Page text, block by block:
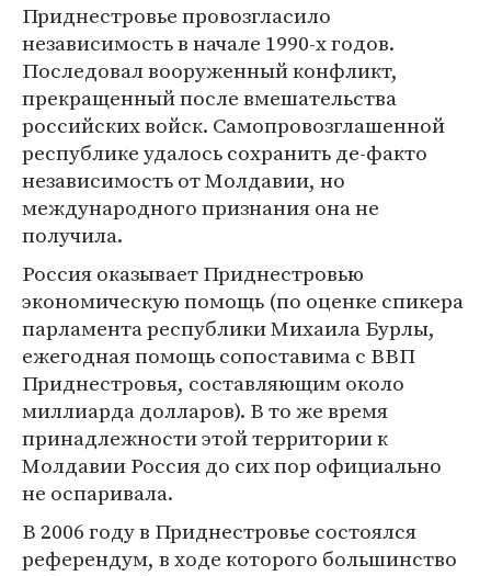
Приднестровье провозгласило
независимость в начале 1990-х годов.
Последовал вооруженный конфликт,
прекращенный после вмешательства
российских войск. Самопровозглашенной
республике удалось сохранить де-факто
независимость от Молдавии, но
международного признания она не
получила.
Россия оказывает Приднестровью
экономическую помощь (по оценке спикера
парламента республики Михаила Бурлы,
ежегодная помощь сопоставима с ВВП
Приднестровья, составляющим около
миллиарда долларов). В то же время
принадлежности этой территории к
Молдавии Россия до сих пор официально
не оспаривала.
В 2006 году в Приднестровье состоялся
референдум, в ходе которого большинство